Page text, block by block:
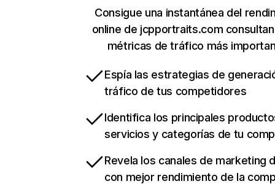
Consigue una instantánea del
online de jcpportraits.com
métricas de tráfico más
Espía las estrategias de
tráfico de tus competidores
Identifica los principales
servicios y categorías de tu
Revela los canales de marketing
con mejor rendimiento de la